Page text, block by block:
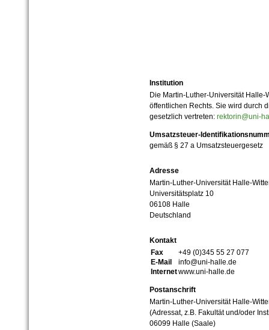
Institution
Die Martin-Luther-Universität
öffentlichen Rechts. Sie wird durch
gesetzlich vertreten: rektorin@uni-
Umsatzsteuer-
gemäß § 27 a Umsatzsteuergesetz
Adresse
Martin-Luther-Universität Halle-
Universitätsplatz 10
06108 Halle
Deutschland
Kontakt
Fax
+49 (0)345 55 27 077
E-Mail
info@uni-halle.de
Internetwww.uni-halle.de
Postanschrift
Martin-Luther-Universität Halle-
(Adressat, z.B. Fakultät und/oder
06099 Halle (Saale)